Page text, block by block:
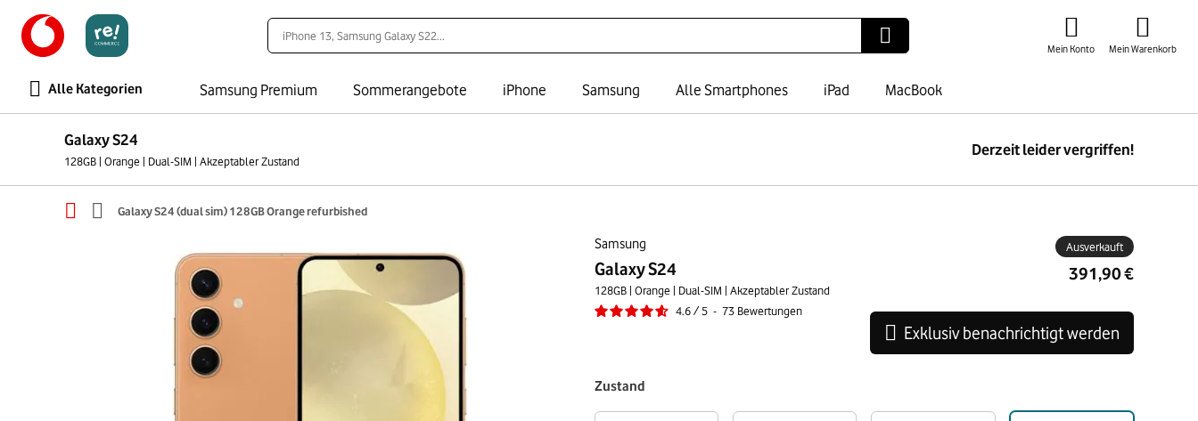
Mein Konto Mein Warenkorb
Alle Kategorien Samsung Premium Sommerangebote iPhone Samsung Alle Smartphones iPad MacBook
Galaxy S24
128GB | Orange | Dual-SIM | Akzeptabler Zustand
Derzeit leider vergriffen!
Galaxy S24 (dual sim) 128GB Orange refurbished
Samsung
Galaxy S24
128GB | Orange | Dual-SIM | Akzeptabler Zustand
4.6 / 5 - 73 Bewertungen
Ausverkauft
391,90 €
Exklusiv benachrichtigt werden
Zustand